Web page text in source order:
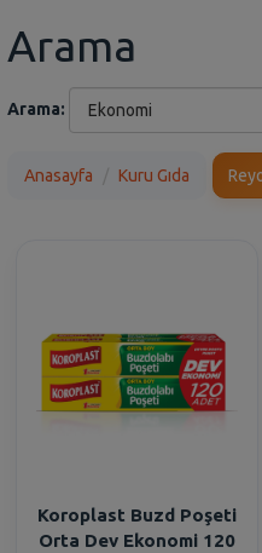
Arama
Arama:
Anasayfa Kuru Gıda
Koroplast Buzd Poşeti
Orta Dev Ekonomi 120